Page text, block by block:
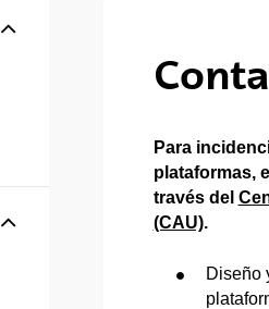
Mostrar/ocultar
Mostrar/ocultar
Para
plataformas,
través del
(CAU).
Diseño